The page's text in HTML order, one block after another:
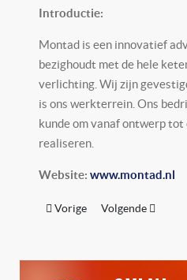
Introductie:
Montad is een innovatief
bezighoudt met de hele
verlichting. Wij zijn
is ons werkterrein. Ons
kunde om vanaf ontwerp
realiseren.
Website: www.montad.nl
Vorig artikel: Modernista
Vorige Volgende artikel:
Volgende